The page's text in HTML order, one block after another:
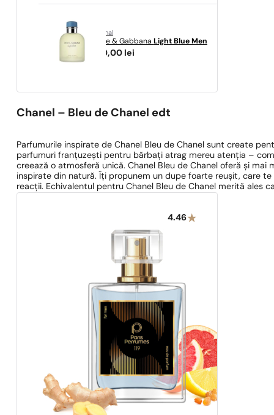
original
Dolce & Gabbana Light Blue Men
580,00 lei
Chanel – Bleu de Chanel edt
Parfumurile inspirate de Chanel Bleu de Chanel sunt create
parfumuri franțuzești pentru bărbați atrag mereu atenția –
creează o atmosferă unică. Chanel Bleu de Chanel oferă și
inspirate din natură. Îți propunem un dupe foarte reușit, care
reacții. Echivalentul pentru Chanel Bleu de Chanel merită ales
4.46